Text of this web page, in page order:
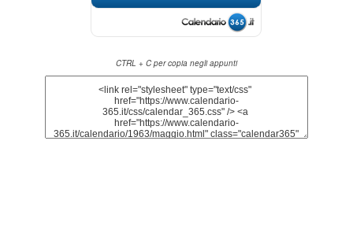
CTRL + C per copia negli appunti